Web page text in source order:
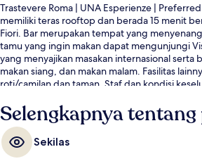
Trastevere Roma | UNA Esperienze |
memiliki teras rooftop dan berada 15 menit
Fiori. Bar merupakan tempat yang
tamu yang ingin makan dapat mengunjungi
yang menyajikan masakan internasional serta
makan siang, dan makan malam. Fasilitas
roti/camilan dan taman. Staf dan kondisi
Pemberhentian Trem Trastevere/Min. P.
Induno Halte Tram berjarak 4 menit.
Selengkapnya
Sekilas